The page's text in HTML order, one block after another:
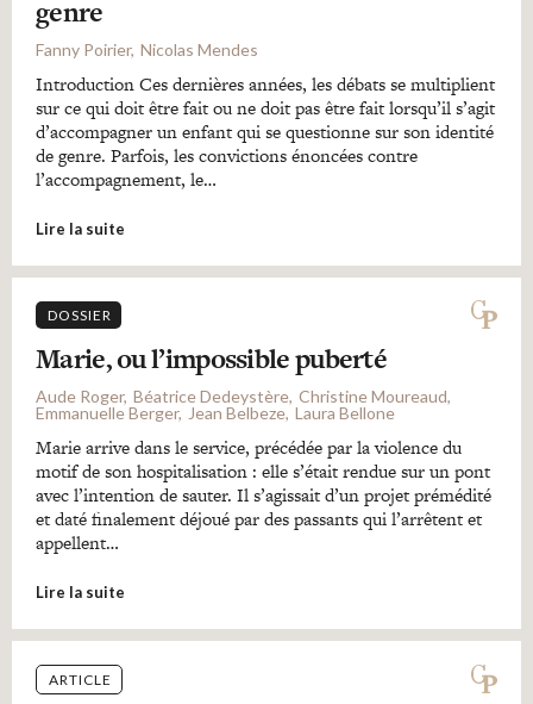
genre
Fanny Poirier Nicolas Mendes
Introduction Ces dernières années, les débats se multiplient
sur ce qui doit être fait ou ne doit pas être fait lorsqu’il s’agit
d’accompagner un enfant qui se questionne sur son identité
de genre. Parfois, les convictions énoncées contre
l’accompagnement, le…
Lire la suite
DOSSIER
Marie, ou l’impossible puberté
Aude Roger Béatrice Dedeystère Christine Moureaud
Emmanuelle Berger
Jean Belbeze Laura Bellone
Marie arrive dans le service, précédée par la violence du
motif de son hospitalisation : elle s’était rendue sur un pont
avec l’intention de sauter. Il s’agissait d’un projet prémédité
et daté finalement déjoué par des passants qui l’arrêtent et
appellent…
Lire la suite
ARTICLE